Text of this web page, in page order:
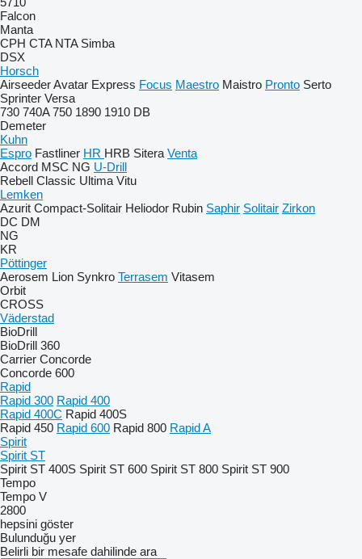
Falcon
Manta
CPH CTA NTA Simba
DSX
Horsch
AirseederAvatar Express Focus Maestro Maistro Pronto Serto
Sprinter Versa
730 740A 750 1890 1910 DB
Demeter
Kuhn
Espro Fastliner HR HRB Sitera Venta
Accord MSC NG U-Drill
Rebell Classic Ultima Vitu
Lemken
Azurit Compact-Solitair Heliodor Rubin Saphir Solitair Zirkon
DC DM
NG
KR
Pöttinger
Aerosem Lion Synkro Terrasem Vitasem
Orbit
CROSS
Väderstad
BioDrill
BioDrill 360
Carrier Concorde
Concorde 600
Rapid
Rapid 300 Rapid 400
Rapid 400C Rapid 400S
Rapid 450 Rapid 600 Rapid 800 Rapid A
Spirit
Spirit ST
Spirit ST 400S Spirit ST 600 Spirit ST 800 Spirit ST 900
Tempo
Tempo V
2800
hepsini göster
Bulunduğu yer
Belirli bir mesafe dahilinde ara